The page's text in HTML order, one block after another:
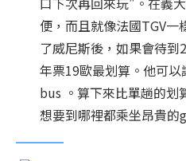
便，而且就像法國TGV一
了威尼斯後，如果會待
年票19歐最划算。他可
bus 。算下來比單趟的划
想要到哪裡都乘坐昂貴的